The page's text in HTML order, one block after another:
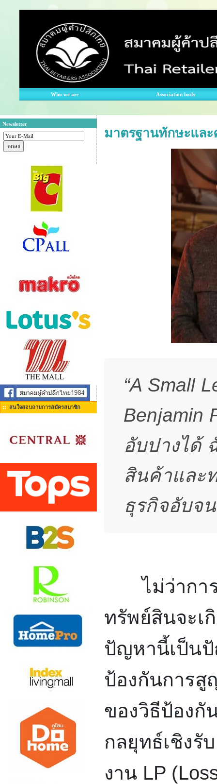
Who we are Association body
Newsletter
สนใจสอบถามการสมัครสมาชิก
มาตรฐานทักษะแล
“A Small
Benjamin
อับปางได้
สินค้าและ
ธุรกิจอับจ
ไม่ว่าการ
ทรัพย์สินจะเ
ปัญหานี้เป็น
ป้องกันการสู
ของวิธีป้องกั
กลยุทธ์เชิงรั
งาน LP